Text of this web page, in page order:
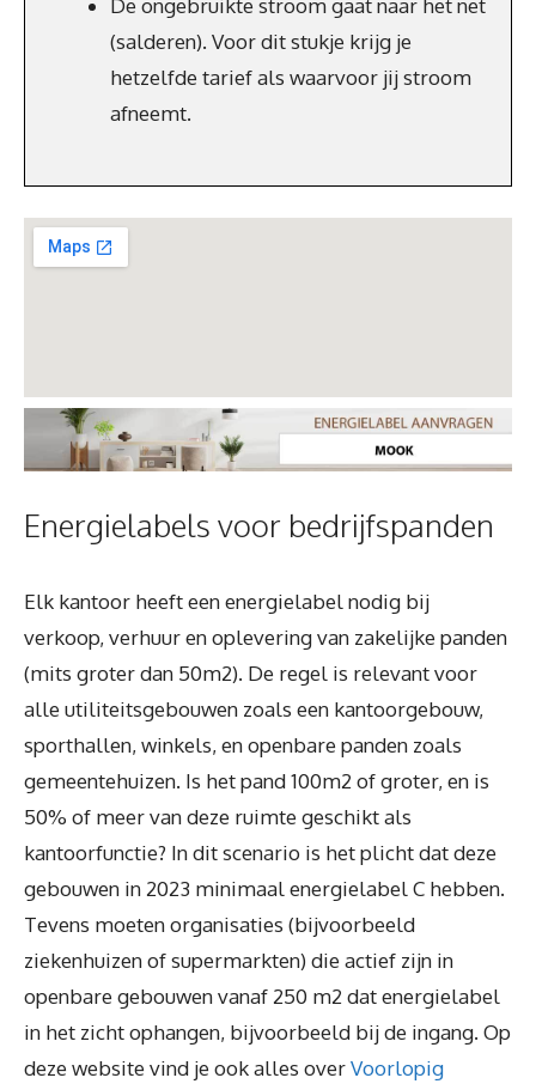
(salderen). Voor dit stukje krijg je
hetzelfde tarief als waarvoor jij stroom
afneemt.
Energielabels voor bedrijfspanden
Elk kantoor heeft een energielabel nodig bij
verkoop, verhuur en oplevering van zakelijke panden
(mits groter dan 50m2). De regel is relevant voor
alle utiliteitsgebouwen zoals een kantoorgebouw,
sporthallen, winkels, en openbare panden zoals
gemeentehuizen. Is het pand 100m2 of groter, en is
50% of meer van deze ruimte geschikt als
kantoorfunctie? In dit scenario is het plicht dat deze
gebouwen in 2023 minimaal energielabel C hebben.
Tevens moeten organisaties (bijvoorbeeld
ziekenhuizen of supermarkten) die actief zijn in
openbare gebouwen vanaf 250 m2 dat energielabel
in het zicht ophangen, bijvoorbeeld bij de ingang. Op
deze website vind je ook alles overVoorlopig